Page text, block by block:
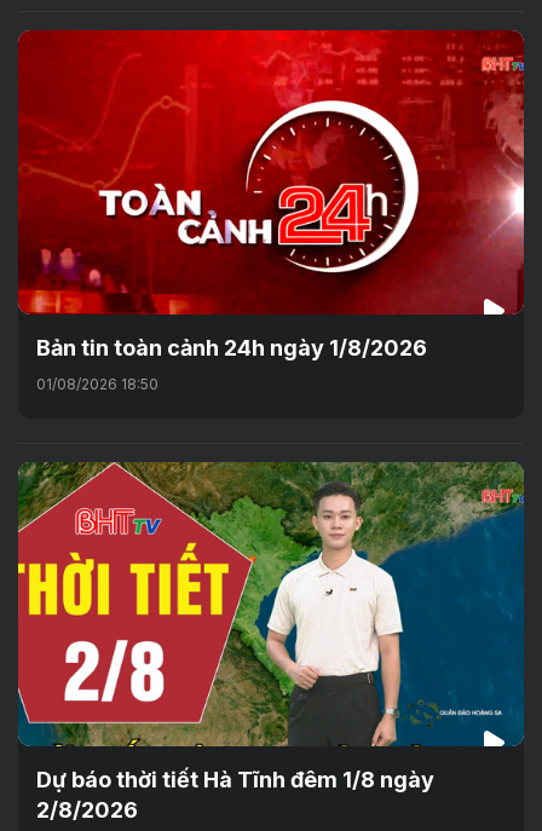
Bản tin toàn cảnh 24h ngày 1/8/2026
01/08/2026 18:50
Dự báo thời tiết Hà Tĩnh đêm 1/8 ngày
2/8/2026